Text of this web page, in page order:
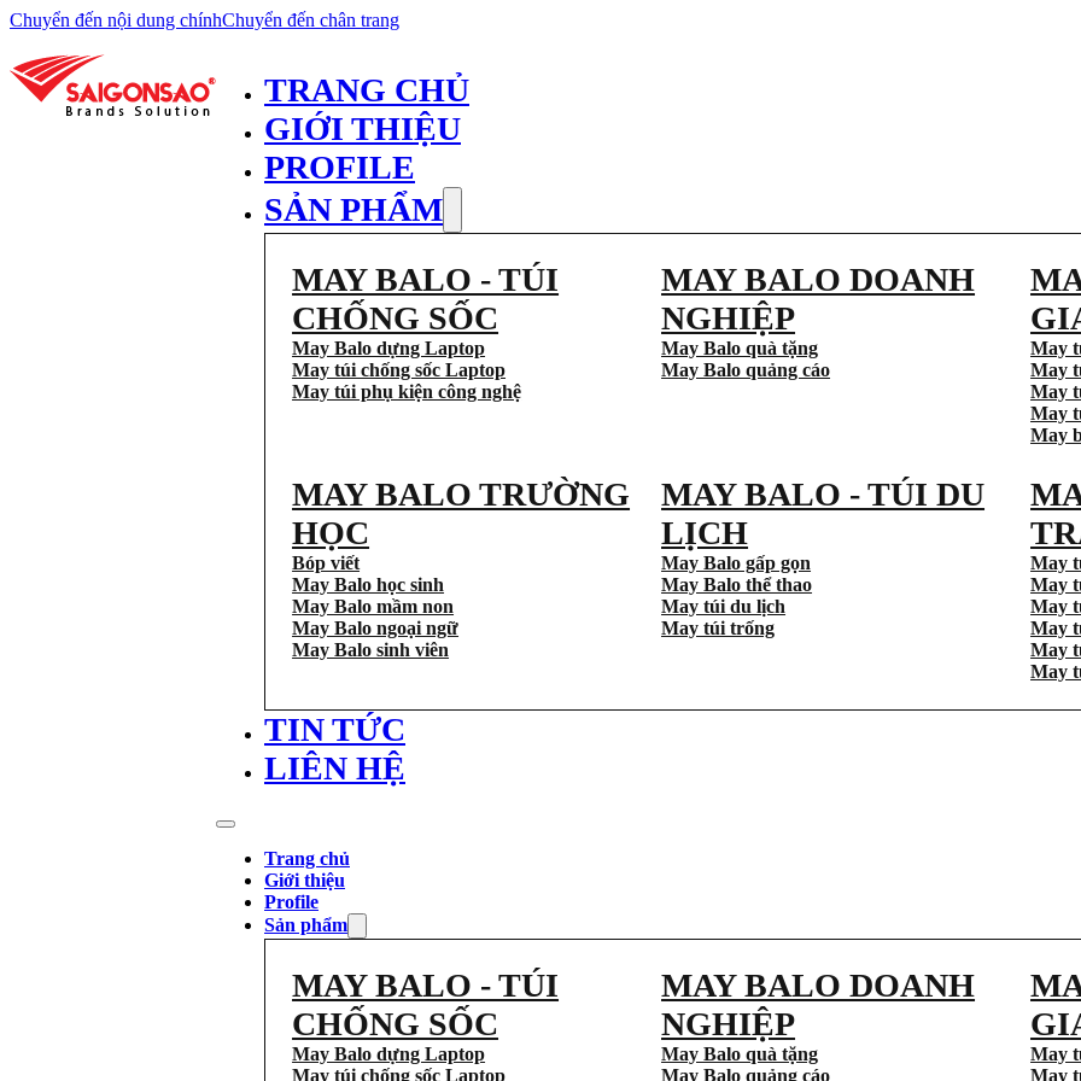
Chuyển đến nội dung chínhChuyển đến chân trang
TRANG CHỦ
GIỚI THIỆU
PROFILE
SẢN PHẨM
MAY BALO - TÚI
CHỐNG SỐC
May Balo dựng Laptop
May túi chống sốc Laptop
May túi phụ kiện công nghệ
MAY BALO DOANH
NGHIỆP
May Balo quà tặng
May Balo quảng cáo
May
May
May
May
May
MAY BALO TRƯỜNG
HỌC
Bóp viết
May Balo học sinh
May Balo mầm non
May Balo ngoại ngữ
May Balo sinh viên
MAY BALO - TÚI DU
LỊCH
May Balo gấp gọn
May Balo thể thao
May túi du lịch
May túi trống
May
May
May
May
May
May
TIN TỨC
LIÊN HỆ
Trang chủ
Giới thiệu
Profile
Sản phẩm
MAY BALO - TÚI
CHỐNG SỐC
May Balo dựng Laptop
May túi chống sốc Laptop
MAY BALO DOANH
NGHIỆP
May Balo quà tặng
May Balo quảng cáo
May
May